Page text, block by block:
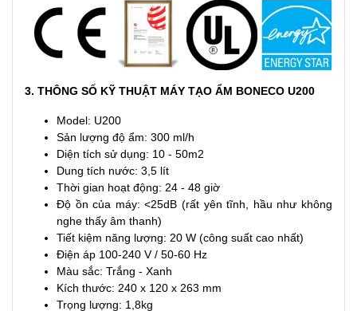
3. THÔNG SỐ KỸ THUẬT MÁY TẠO ẨM BONECO U200
Model: U200
Sản lượng độ ẩm: 300 ml/h
Diện tích sử dụng: 10 - 50m2
Dung tích nước: 3,5 lít
Thời gian hoạt động: 24 - 48 giờ
Độ ồn của máy: <25dB (rất yên tĩnh, hầu như không
nghe thấy âm thanh)
Tiết kiệm năng lượng: 20 W (công suất cao nhất)
Điện áp 100-240 V / 50-60 Hz
Màu sắc: Trắng - Xanh
Kích thước: 240 x 120 x 263 mm
Trọng lượng: 1,8kg